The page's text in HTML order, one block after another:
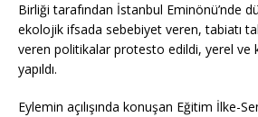
Birliği tarafından İstanbul Eminönü’nde
ekolojik ifsada sebebiyet veren, tabiatı
veren politikalar protesto edildi, yerel ve
yapıldı.
Eylemin açılışında konuşan Eğitim İlke-